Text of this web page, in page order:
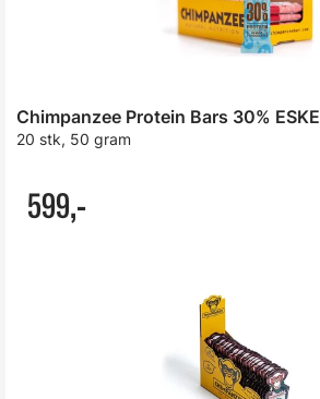
Chimpanzee Protein Bars 30% ESKE
20 stk, 50 gram
599,-